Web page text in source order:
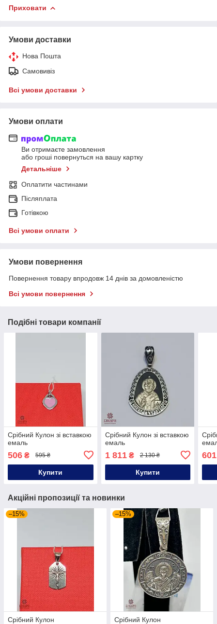
Приховати
Умови доставки
Нова Пошта
Самовивіз
Всі умови доставки
Умови оплати
Ви отримаєте замовлення
або гроші повернуться на вашу картку
Детальніше
Оплатити частинами
Післяплата
Готівкою
Всі умови оплати
Умови повернення
Повернення товару впродовж 14 днів за домовленістю
Всі умови повернення
Подібні товари компанії
Срібний Кулон зі вставкою
емаль
506 ₴ 595 ₴
Купити
Срібний Кулон зі вставкою
емаль
1 811₴ 2 130 ₴
Купити
601
Акційні пропозиції та новинки
–15%
Срібний Кулон
–15%
Срібний Кулон